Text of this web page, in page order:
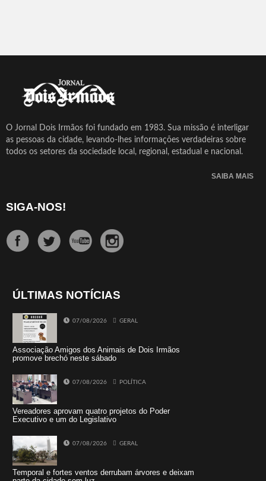
O Jornal Dois Irmãos foi fundado em 1983. Sua missão é interligar
as pessoas da cidade, levando-lhes informações verdadeiras sobre
todos os setores da sociedade local, regional, estadual e nacional.
SAIBA MAIS
SIGA-NOS!
ÚLTIMAS NOTÍCIAS
07/08/2026 GERAL
Associação Amigos dos Animais de Dois Irmãos
promove brechó neste sábado
07/08/2026 POLÍTICA
Vereadores aprovam quatro projetos do Poder
Executivo e um do Legislativo
07/08/2026 GERAL
Temporal e fortes ventos derrubam árvores e deixam